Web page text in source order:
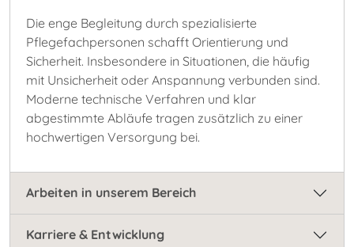
Die enge Begleitung durch spezialisierte
Pflegefachpersonen schafft Orientierung und
Sicherheit. Insbesondere in Situationen, die häufig
mit Unsicherheit oder Anspannung verbunden sind.
Moderne technische Verfahren und klar
abgestimmte Abläufe tragen zusätzlich zu einer
hochwertigen Versorgung bei.
Arbeiten in unserem Bereich
Karriere & Entwicklung